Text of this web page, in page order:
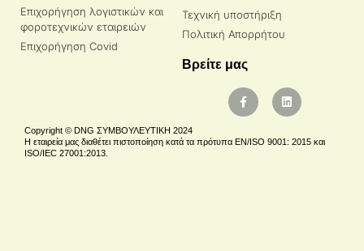
Επιχορήγηση λογιστικών και
φοροτεχνικών εταιρειών
Επιχορήγηση Covid
Τεχνική υποστήριξη
Πολιτική Απορρήτου
Βρείτε μας
Copyright © DNG ΣΥΜΒΟΥΛΕΥΤΙΚΗ 2024
Η εταιρεία μας διαθέτει πιστοποίηση κατά τα πρότυπα EN/ISO 9001: 2015 και
ISO/IEC 27001:2013.